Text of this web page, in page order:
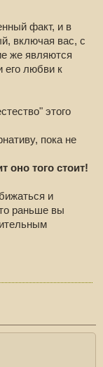
факт, и в
включая вас, с
же являются
его любви к
этого
пока не
оно того стоит!
и
раньше вы